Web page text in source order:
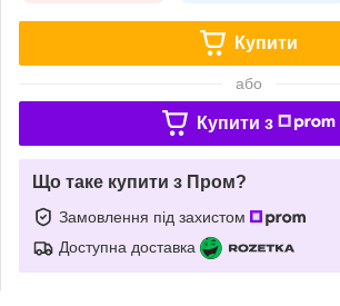
Купити
або
Купити з
Що таке купити з Пром?
Замовлення під захистом
Доступна доставка